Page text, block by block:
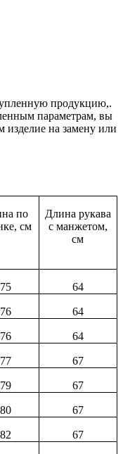
продукцию,.
параметрам, вы
на замену или
по
см
Длина рукава
с манжетом,
см
75 64
76 64
76 64
77 67
79 67
80 67
82 67